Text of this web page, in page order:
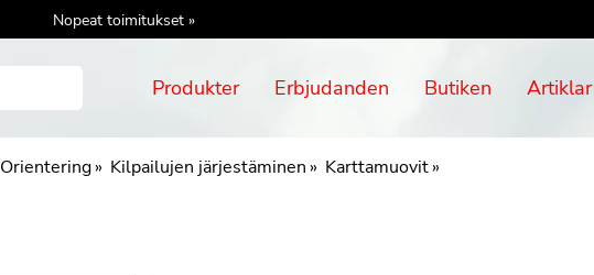
Nopeat toimitukset »
Produkter Erbjudanden Butiken Artiklar
Orientering ‪» Kilpailujen järjestäminen ‪» Karttamuovit‪»